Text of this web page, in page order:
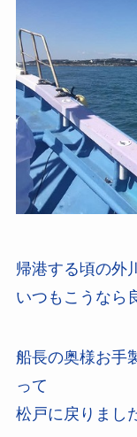
帰港する頃の外
いつもこうなら
船長の奥様お手
って
松戸に戻りまし